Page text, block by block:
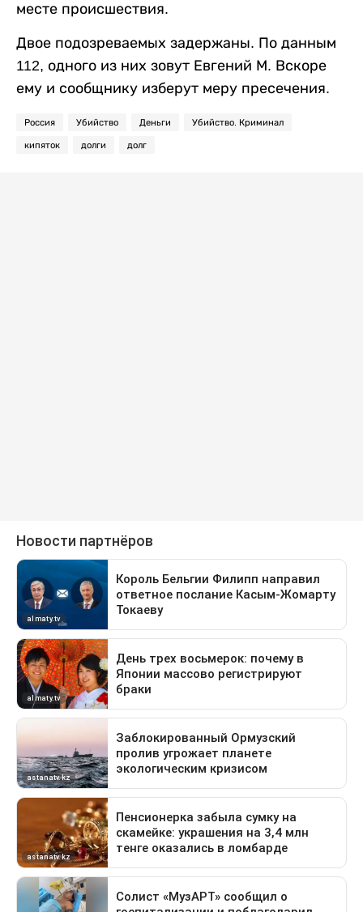
месте происшествия.
Двое подозреваемых задержаны. По данным
112, одного из них зовут Евгений М. Вскоре
ему и сообщнику изберут меру пресечения.
Россия Убийство Деньги Убийство. Криминал
кипяток долги долг